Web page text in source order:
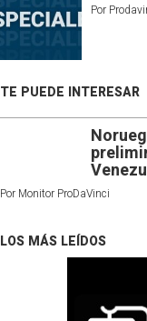
Por
TE PUEDE INTERESAR
Por Monitor ProDaVinci
LOS MÁS LEÍDOS